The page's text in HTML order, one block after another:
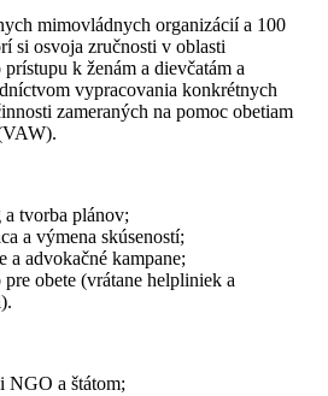
mimovládnych organizácií a 100
si osvoja zručnosti v oblasti
k ženám a dievčatám a
vypracovania konkrétnych
zameraných na pomoc obetiam
tvorba plánov;
a výmena skúseností;
a advokačné kampane;
obete (vrátane helpliniek a
NGO a štátom;